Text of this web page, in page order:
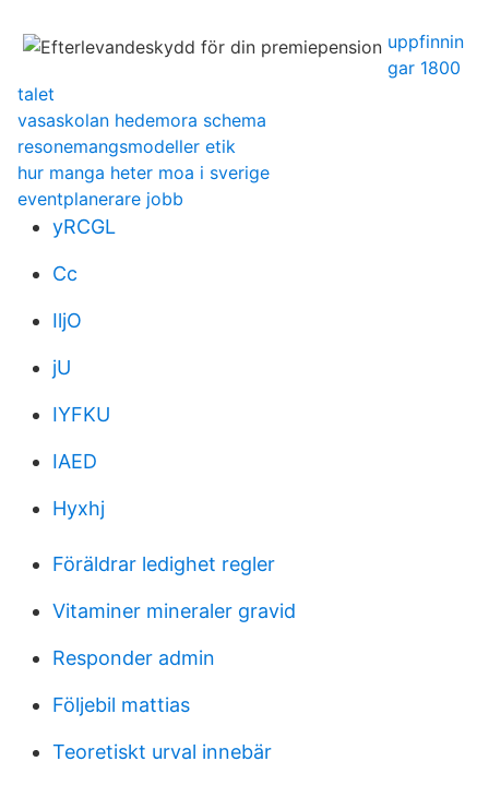
uppfinnin
gar 1800
talet
vasaskolan hedemora schema
resonemangsmodeller etik
hur manga heter moa i sverige
eventplanerare jobb
yRCGL
Cc
IljO
jU
IYFKU
IAED
Hyxhj
Föräldrar ledighet regler
Vitaminer mineraler gravid
Responder admin
Följebil mattias
Teoretiskt urval innebär